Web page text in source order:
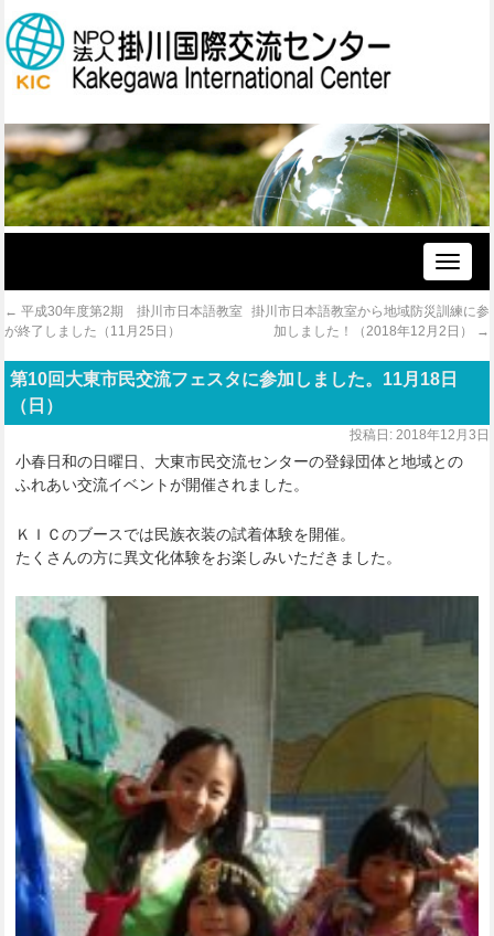
Toggle
← 平成30年度第2期 掛川市日本語教室
が終了しました（11月25日）
掛川市日本語教室から地域防災訓練に参
加しました！（2018年12月2日）
→
第10回大東市民交流フェスタに参加しました。11月18日
（日）
投稿日: 2018年12月3日
小春日和の日曜日、大東市民交流センターの登録団体と地域との
ふれあい交流イベントが開催されました。
ＫＩＣのブースでは民族衣装の試着体験を開催。
たくさんの方に異文化体験をお楽しみいただきました。